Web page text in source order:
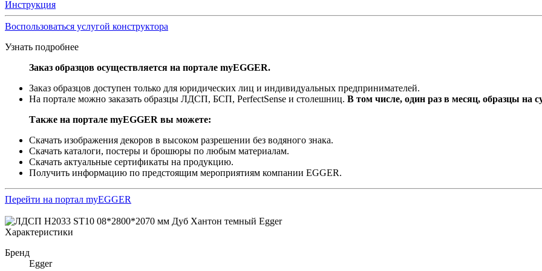
Инструкция
Воспользоваться услугой конструктора
Узнать подробнее
Заказ образцов осуществляется на портале myEGGER.
Заказ образцов доступен только для юридических лиц и индивидуальных предпринимателей.
На портале можно заказать образцы ЛДСП, БСП, PerfectSense и столешниц. В том числе, один раз в месяц, образцы на
Также на портале myEGGER вы можете:
Скачать изображения декоров в высоком разрешении без водяного знака.
Скачать каталоги, постеры и брошюры по любым материалам.
Скачать актуальные сертификаты на продукцию.
Получить информацию по предстоящим мероприятиям компании EGGER.
Перейти на портал myEGGER
Характеристики
Бренд
Egger